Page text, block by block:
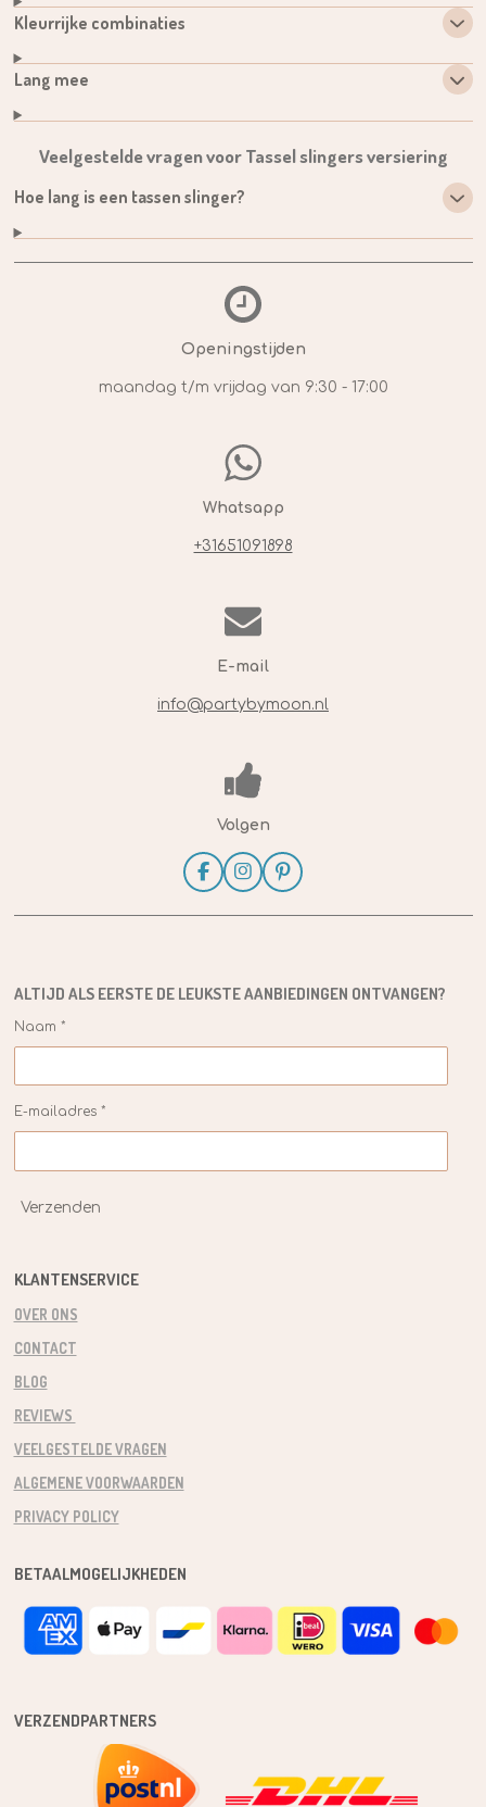
Kleurrijke combinaties
Lang mee
Veelgestelde vragen voor Tassel slingers versiering
Hoe lang is een tassen slinger?
Openingstijden
maandag t/m vrijdag van 9:30 - 17:00
Whatsapp
+31651091898
E-mail
info@partybymoon.nl
Volgen
F
a
c
k
I
n
s
a
P
i
n
s
ALTIJD ALS EERSTE DE LEUKSTEAANBIEDINGEN ONTVANGEN?
Naam *
E-mailadres *
Verzenden
KLANTENSERVICE
OVER ONS
CONTACT
BLOG
REVIEWS
VEELGESTELDE VRAGEN
ALGEMENE VOORWAARDEN
PRIVACY POLICY
BETAALMOGELIJKHEDEN
VERZENDPARTNERS